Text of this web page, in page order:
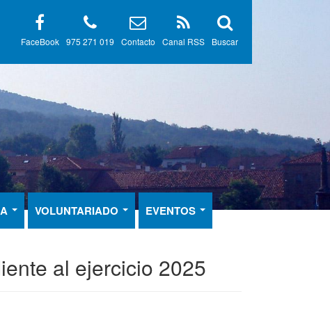
Buscar
Canal RSS
Contacto
975 271 019
FaceBook
VOLUNTARIADO EVENTOS
al ejercicio 2025